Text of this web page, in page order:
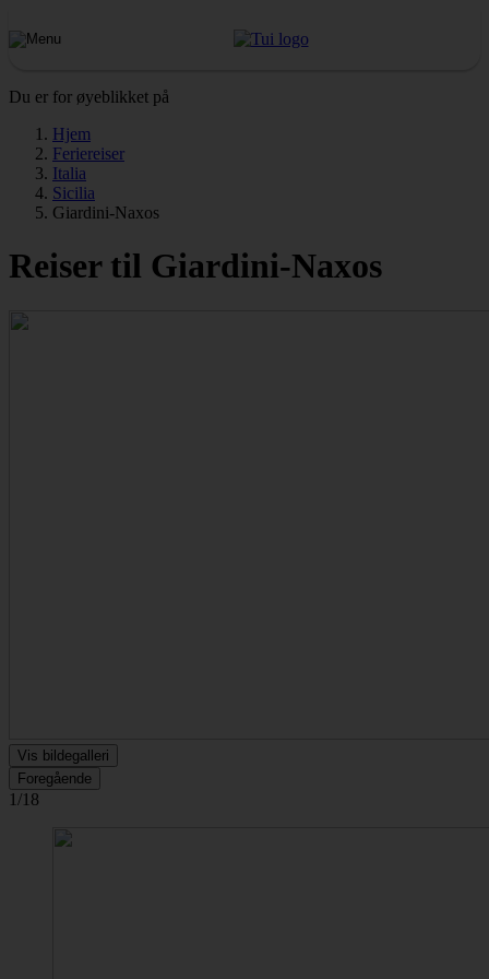
Du er for øyeblikket på
Hjem
Feriereiser
Italia
Sicilia
Giardini-Naxos
Reiser til Giardini-Naxos
Vis bildegalleri
Foregående
1/18